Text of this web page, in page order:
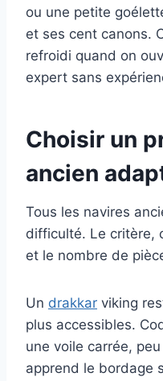
ou une petite
et ses cent canons.
refroidi quand on
expert sans
Choisir un
ancien
Tous les navires
difficulté. Le critère,
et le nombre de
Un drakkar viking
plus accessibles.
une voile carrée,
apprend le bordage